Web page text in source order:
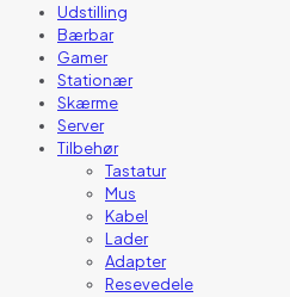
Udstilling
Bærbar
Gamer
Stationær
Skærme
Server
Tilbehør
Tastatur
Mus
Kabel
Lader
Adapter
Resevedele